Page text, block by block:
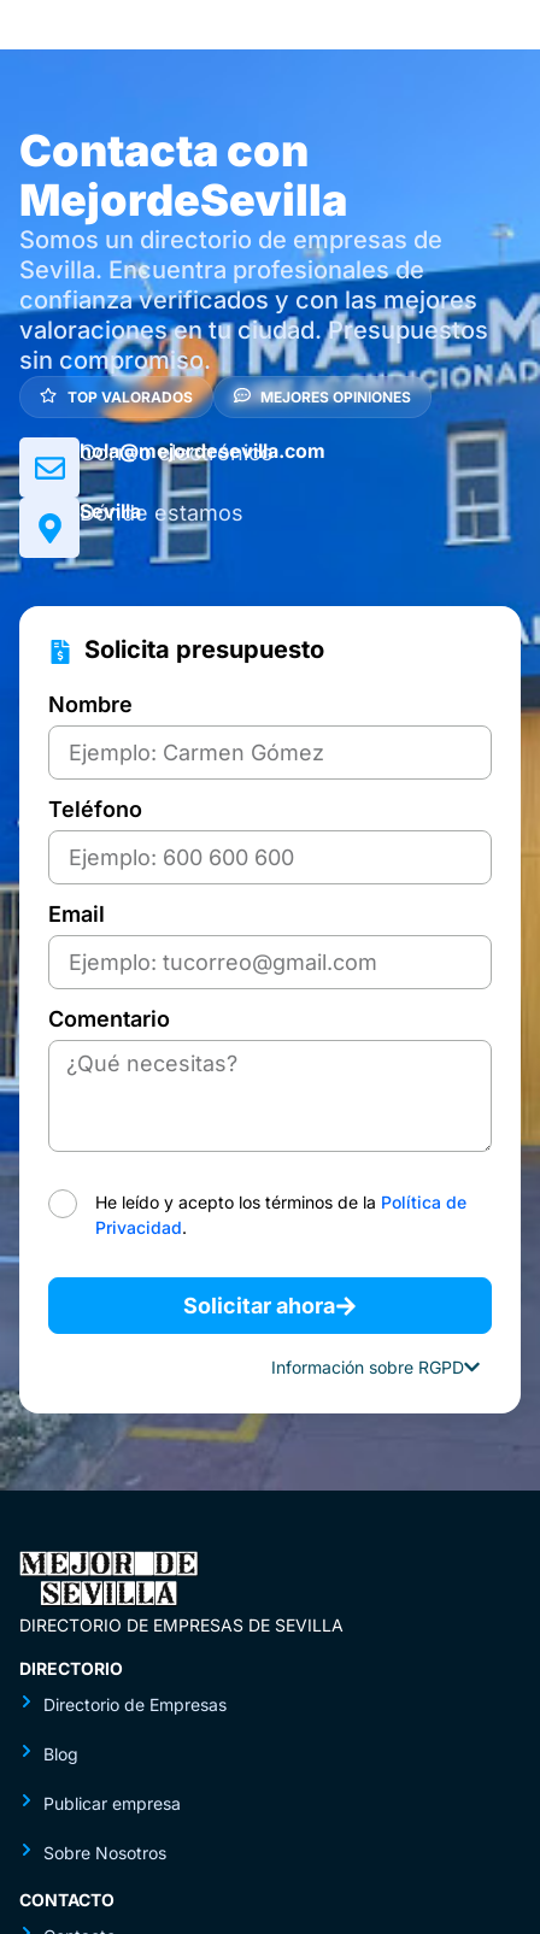
Contacta con
MejordeSevilla
Somos un directorio de empresas de
Sevilla. Encuentra profesionales de
confianza verificados y con las mejores
valoraciones en tu ciudad. Presupuestos
sin compromiso.
TOP VALORADOS MEJORES OPINIONES
Correo electrónico
hola@mejordesevilla.com
Dónde estamos
Sevilla
Solicita presupuesto
Nombre
Teléfono
Email
Comentario
He leído y acepto los términos de la Política de
Privacidad.
Solicitar ahora
Información sobre RGPD
DIRECTORIO DE EMPRESAS DE SEVILLA
DIRECTORIO
Directorio de Empresas
Blog
Publicar empresa
Sobre Nosotros
CONTACTO